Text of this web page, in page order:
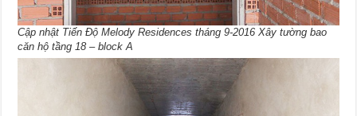
Cập nhật Tiến Độ Melody Residences tháng 9-2016 Xây tường bao
căn hộ tầng 18 – block A